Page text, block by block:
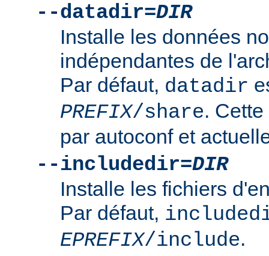
--datadir=DIR
Installe les données
indépendantes de
Par défaut, datadir
PREFIX/share.
par autoconf et
--includedir=DIR
Installe les fichiers
Par défaut,
EPREFIX/include.